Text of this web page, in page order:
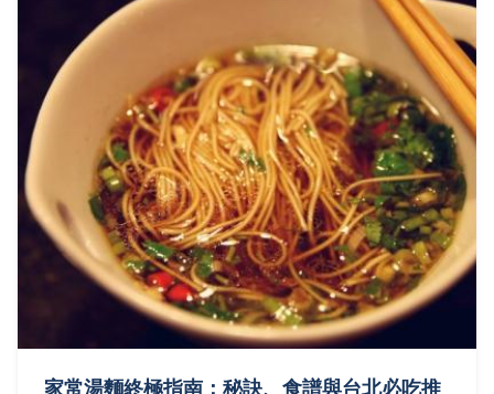
家常湯麵終極指南：秘訣、食譜與台北必吃推